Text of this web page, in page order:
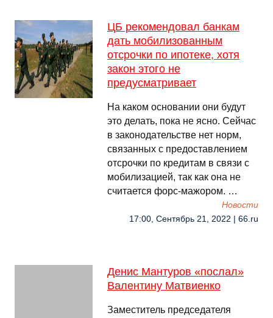
ЦБ рекомендовал банкам
дать мобилизованным
отсрочки по ипотеке, хотя
закон этого не
предусматривает
На каком основании они будут
это делать, пока не ясно. Сейчас
в законодательстве нет норм,
связанных с предоставлением
отсрочки по кредитам в связи с
мобилизацией, так как она не
считается форс-мажором. …
Новости
17:00, Сентябрь 21, 2022 | 66.ru
Денис Мантуров «послал»
Валентину Матвиенко
Заместитель председателя